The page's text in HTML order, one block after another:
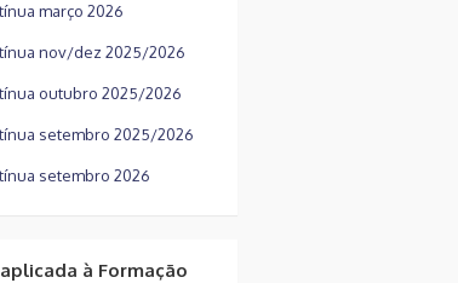
março 2026
nov/dez 2025/2026
outubro 2025/2026
setembro 2025/2026
setembro 2026
à Formação